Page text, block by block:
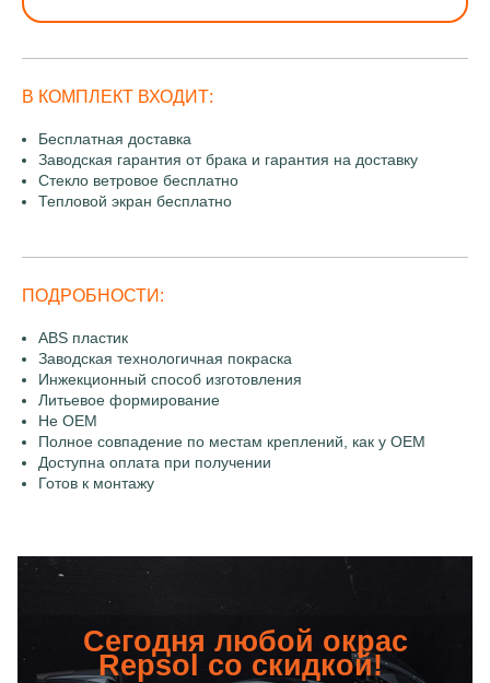
В КОМПЛЕКТ ВХОДИТ:
Бесплатная доставка
Заводская гарантия от брака и гарантия на доставку
Стекло ветровое бесплатно
Тепловой экран бесплатно
ПОДРОБНОСТИ:
ABS пластик
Заводская технологичная покраска
Инжекционный способ изготовления
Литьевое формирование
Не OEM
Полное совпадение по местам креплений, как у OEM
Доступна оплата при получении
Готов к монтажу
Сегодня любой окрас
Repsol со скидкой!